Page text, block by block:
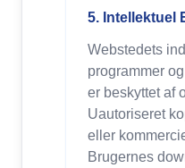
5. Intellektuel
Webstedets
programmer
er beskyttet af
Uautoriseret
eller
Brugernes